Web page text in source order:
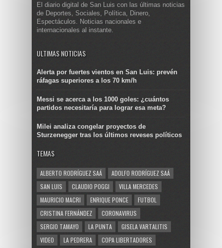
El diario digital de San Luis con las últimas noticias
de Deportes, Sociales, Política, Dinero,
Espectáculos. Noticias nacionales e
internacionales al instante.
ULTIMAS NOTICIAS
Alerta por fuertes vientos en San Luis: prevén
ráfagas superiores a los 70 km/h
Messi se acerca a los 1000 goles: ¿cuántos
partidos necesitaría para lograr esa meta?
Milei analiza congelar proyectos de
Sturzenegger tras los últimos reveses políticos
TEMAS
ALBERTO RODRÍGUEZ SAÁ
ADOLFO RODRÍGUEZ SAÁ
SAN LUIS
CLAUDIO POGGI
VILLA MERCEDES
MAURICIO MACRI
ENRIQUE PONCE
FUTBOL
CRISTINA FERNÁNDEZ
CORONAVIRUS
SERGIO TAMAYO
LA PUNTA
GISELA VARTALITIS
VIDEO
LA PEDRERA
COPA LIBERTADORES